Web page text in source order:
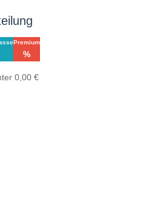
Premium
%
0,00 €